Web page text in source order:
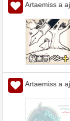
Artaemiss a
Artaemiss a